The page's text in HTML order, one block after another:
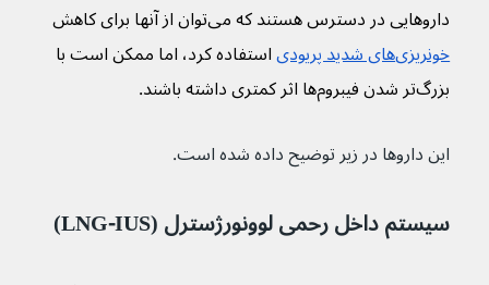
داروهایی در دسترس هستند که می‌توان از آنها برای کاهش
خونریزی‌های شدید پریودی
استفاده کرد، اما ممکن است با
بزرگ‌تر شدن فیبروم‌ها اثر کمتری داشته باشند.
این داروها در زیر توضیح داده شده است.
سیستم داخل رحمی لوونورژسترل (LNG-IUS)